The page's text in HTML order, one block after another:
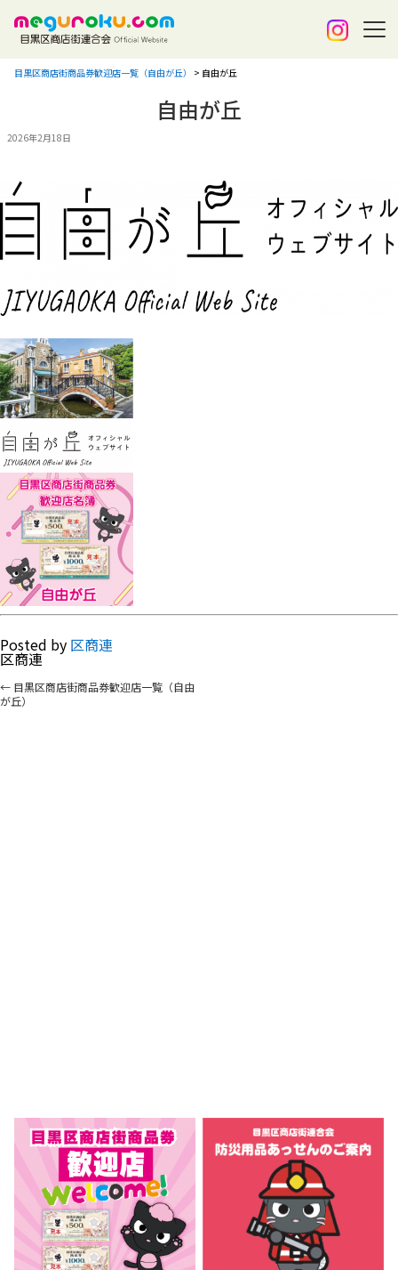
目黒区商店街商品券歓迎店一覧（自由が丘） > 自由が丘
自由が丘
2026年2月18日
Posted by 区商連
区商連
← 目黒区商店街商品券歓迎店一覧（自由
が丘）